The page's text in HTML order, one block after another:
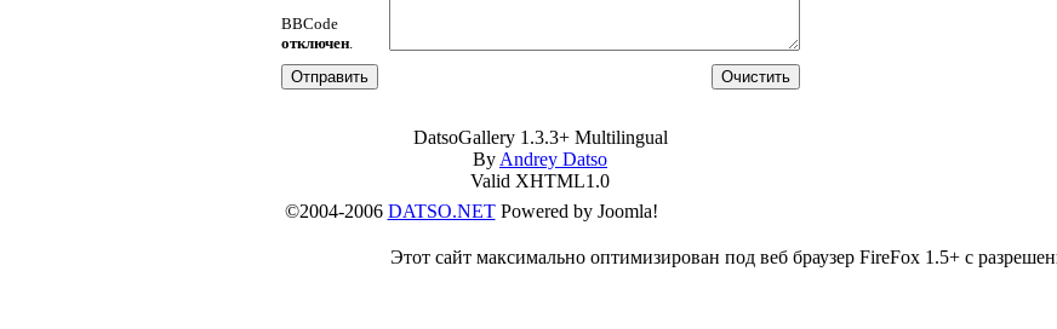
BBCode
отключен.
DatsoGallery 1.3.3+ Multilingual
By Andrey Datso
Valid XHTML1.0
©2004-2006 DATSO.NETPowered by Joomla!
Этот сайт максимально оптимизирован под веб браузер FireFox 1.5+ с